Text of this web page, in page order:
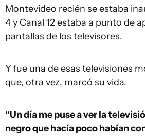
Montevideo recién se estaba
4 y Canal 12 estaba a punto de
pantallas de los televisores.
Y fue una de esas televisiones
que, otra vez, marcó su vida.
“Un día me puse a ver la
negro que hacía poco habían